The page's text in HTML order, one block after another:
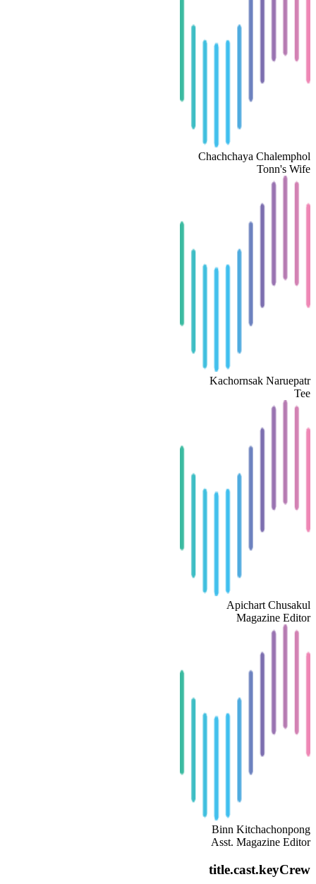
Chachchaya Chalemphol
Tonn's Wife
Kachornsak Naruepatr
Tee
Apichart Chusakul
Magazine Editor
Binn Kitchachonpong
Asst. Magazine Editor
title.cast.keyCrew